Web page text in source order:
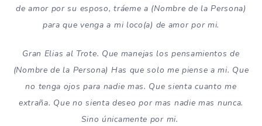
de amor por su esposo, tráeme a (Nombre de la Persona)
para que venga a mi loco(a) de amor por mi.
Gran Elias al Trote. Que manejas los pensamientos de
(Nombre de la Persona) Has que solo me piense a mi. Que
no tenga ojos para nadie mas. Que sienta cuanto me
extraña. Que no sienta deseo por mas nadie mas nunca.
Sino únicamente por mi.